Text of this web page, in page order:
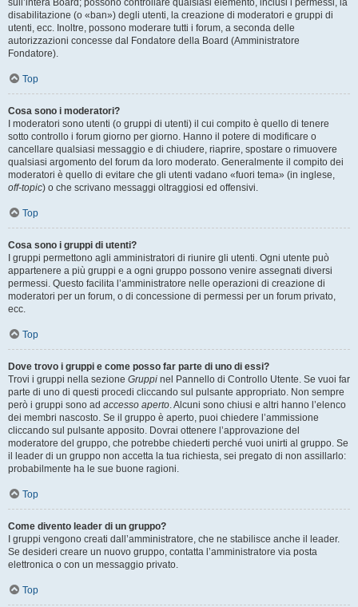
sull’intera Board; possono controllare qualsiasi elemento, inclusi i permessi, la
disabilitazione (o «ban») degli utenti, la creazione di moderatori e gruppi di
utenti, ecc. Inoltre, possono moderare tutti i forum, a seconda delle
autorizzazioni concesse dal Fondatore della Board (Amministratore
Fondatore).
Top
Cosa sono i moderatori?
I moderatori sono utenti (o gruppi di utenti) il cui compito è quello di tenere
sotto controllo i forum giorno per giorno. Hanno il potere di modificare o
cancellare qualsiasi messaggio e di chiudere, riaprire, spostare o rimuovere
qualsiasi argomento del forum da loro moderato. Generalmente il compito dei
moderatori è quello di evitare che gli utenti vadano «fuori tema» (in inglese,
off-topic) o che scrivano messaggi oltraggiosi ed offensivi.
Top
Cosa sono i gruppi di utenti?
I gruppi permettono agli amministratori di riunire gli utenti. Ogni utente può
appartenere a più gruppi e a ogni gruppo possono venire assegnati diversi
permessi. Questo facilita l’amministratore nelle operazioni di creazione di
moderatori per un forum, o di concessione di permessi per un forum privato,
ecc.
Top
Dove trovo i gruppi e come posso far parte di uno di essi?
Trovi i gruppi nella sezione Gruppi nel Pannello di Controllo Utente. Se vuoi far
parte di uno di questi procedi cliccando sul pulsante appropriato. Non sempre
però i gruppi sono ad accesso aperto. Alcuni sono chiusi e altri hanno l’elenco
dei membri nascosto. Se il gruppo è aperto, puoi chiedere l’ammissione
cliccando sul pulsante apposito. Dovrai ottenere l’approvazione del
moderatore del gruppo, che potrebbe chiederti perché vuoi unirti al gruppo. Se
il leader di un gruppo non accetta la tua richiesta, sei pregato di non assillarlo:
probabilmente ha le sue buone ragioni.
Top
Come divento leader di un gruppo?
I gruppi vengono creati dall’amministratore, che ne stabilisce anche il leader.
Se desideri creare un nuovo gruppo, contatta l’amministratore via posta
elettronica o con un messaggio privato.
Top